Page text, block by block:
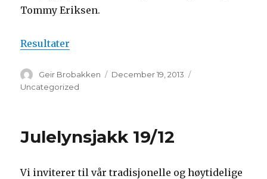
Tommy Eriksen.
Resultater
Author
Geir Brobakken
Posted
December 19, 2013
Uncategorized
Julelynsjakk 19/12
Vi inviterer til vår tradisjonelle og høytidelige